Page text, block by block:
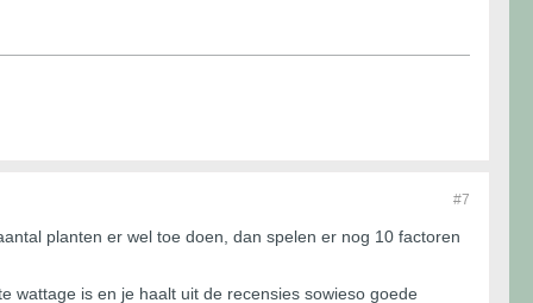
#7
planten er wel toe doen, dan spelen er nog 10 factoren
wattage is en je haalt uit de recensies sowieso goede